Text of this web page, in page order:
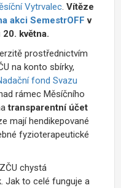
Vytrvalec. Vítěze
akci SemestrOFF v
května.
prostřednictvím
na konto sbírky,
fond Svazu
rámec Měsíčního
transparentní účet
mají hendikepované
fyzioterapeutické
chystá
Jak to celé funguje a